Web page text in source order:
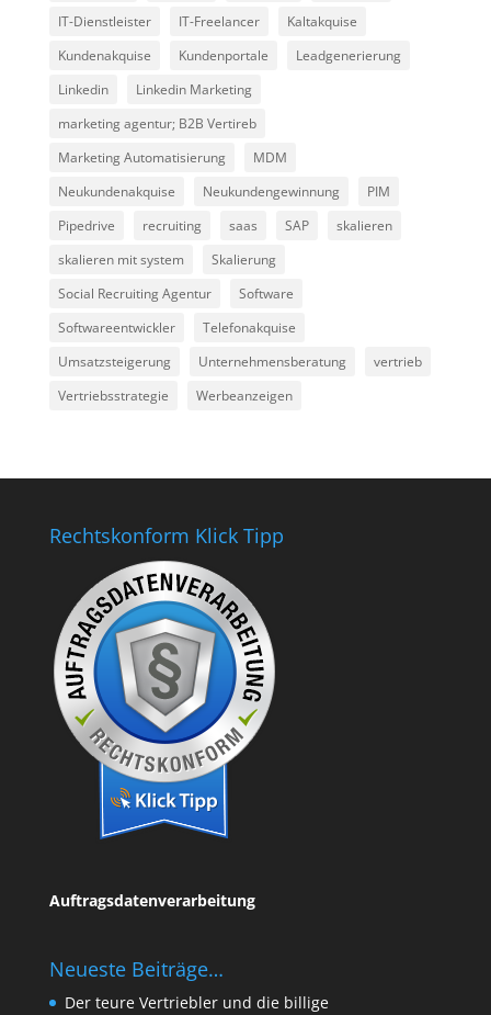
IT-Dienstleister
IT-Freelancer
Kaltakquise
Kundenakquise
Kundenportale
Leadgenerierung
Linkedin
Linkedin Marketing
marketing agentur; B2B Vertireb
Marketing Automatisierung
MDM
Neukundenakquise
Neukundengewinnung
PIM
Pipedrive
recruiting saas SAP
skalieren
skalieren mit system
Skalierung
Social Recruiting Agentur
Software
Softwareentwickler
Telefonakquise
Umsatzsteigerung
Unternehmensberatung
vertrieb
Vertriebsstrategie
Werbeanzeigen
Rechtskonform Klick Tipp
Auftragsdatenverarbeitung
Neueste Beiträge…
Der teure Vertriebler und die billige